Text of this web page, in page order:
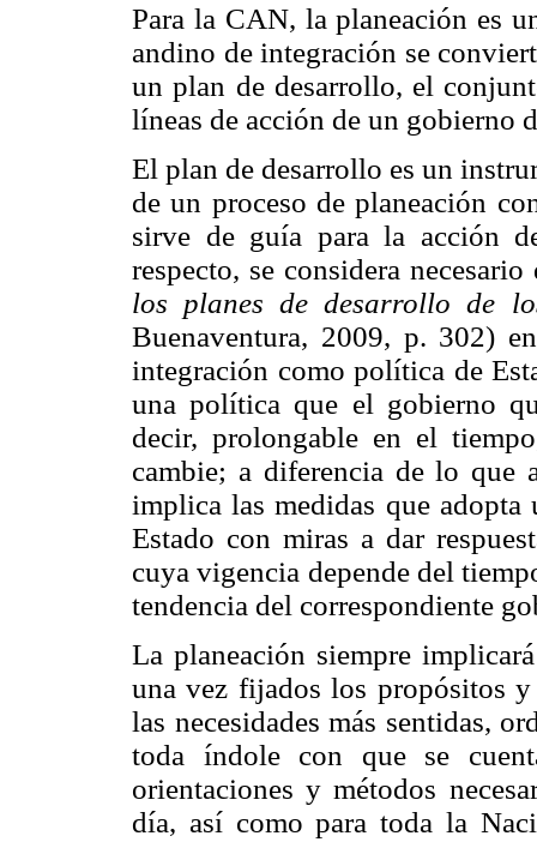
Para la CAN, la planeación es
andino de integración se
un plan de desarrollo, el
líneas de acción de un gobierno
El plan de desarrollo es un
de un proceso de planeación
sirve de guía para la acción
respecto, se considera
los planes de desarrollo de
Buenaventura, 2009, p. 302)
integración como política de
una política que el gobierno
decir, prolongable en el
cambie; a diferencia de lo que
implica las medidas que
Estado con miras a dar
cuya vigencia depende del
tendencia del correspondiente
La planeación siempre
una vez fijados los propósitos
las necesidades más sentidas,
toda índole con que se
orientaciones y métodos
día, así como para toda la